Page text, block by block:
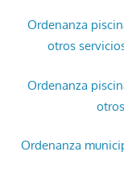
Ordenanza
otros
Ordenanza
Ordenanza